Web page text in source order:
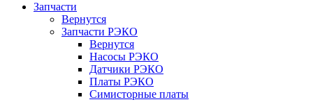
Запчасти
Вернутся
Запчасти РЭКО
Вернутся
Насосы РЭКО
Датчики РЭКО
Платы РЭКО
Симисторные платы